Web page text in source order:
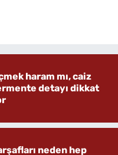
haram mı, caiz
detayı dikkat
neden hep